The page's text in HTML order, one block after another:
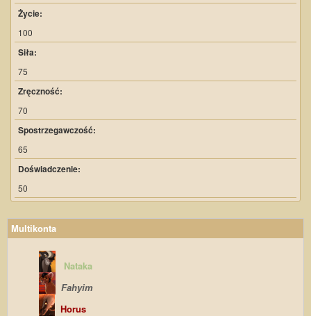
Życie:
100
Siła:
75
Zręczność:
70
Spostrzegawczość:
65
Doświadczenie:
50
Multikonta
Nataka
Fahyim
Horus